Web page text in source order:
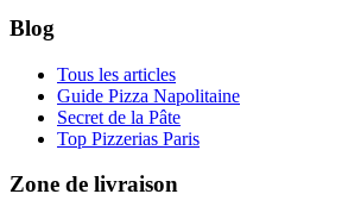
Blog
Tous les articles
Guide Pizza Napolitaine
Secret de la Pâte
Top Pizzerias Paris
Zone de livraison